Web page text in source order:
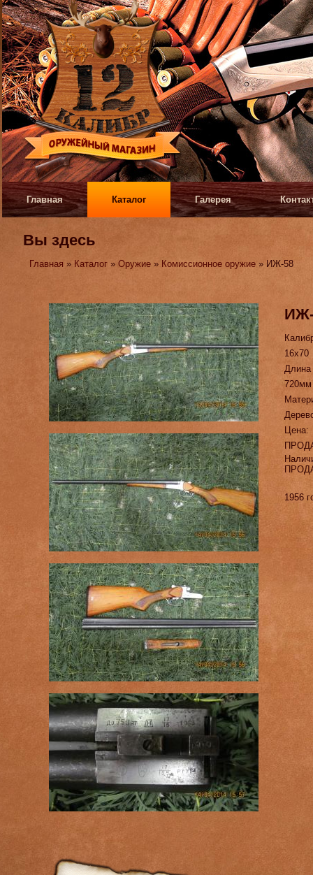
Главная Каталог Галерея
Вы здесь
Главная » Каталог »Оружие » Комиссионное оружие » ИЖ-58
16х70
720мм
Цена:
1956